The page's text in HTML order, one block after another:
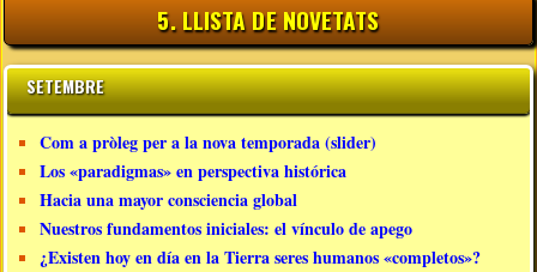
5. LLISTA DE NOVETATS
SETEMBRE
Com a pròleg per a la nova temporada (slider)
Los «paradigmas» en perspectiva histórica
Hacia una mayor consciencia global
Nuestros fundamentos iniciales: el vínculo de apego
¿Existen hoy en día en la Tierra seres humanos «completos»?